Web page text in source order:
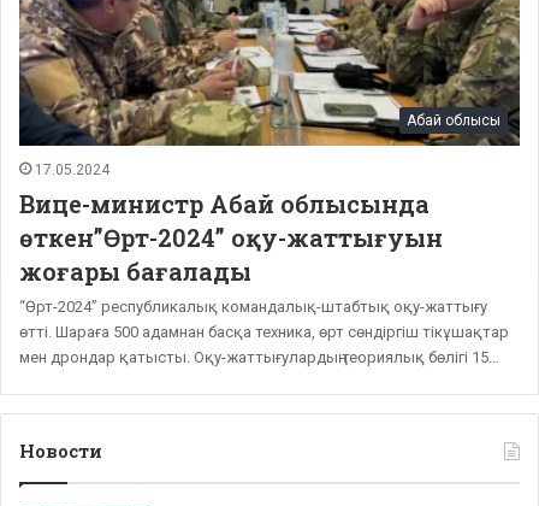
Абай облысы
17.05.2024
Вице-министр Абай облысында
өткен”Өрт-2024” оқу-жаттығуын
жоғары бағалады
“Өрт-2024” республикалық командалық-штабтық оқу-жаттығу
өтті. Шараға 500 адамнан басқа техника, өрт сөндіргіш тікұшақтар
мен дрондар қатысты. Оқу-жаттығулардың теориялық бөлігі 15…
Новости